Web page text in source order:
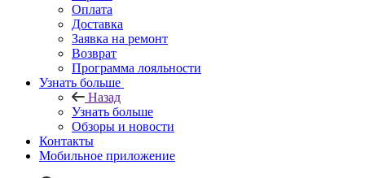
Оплата
Доставка
Заявка на ремонт
Возврат
Программа лояльности
Узнать больше
Назад
Узнать больше
Обзоры и новости
Контакты
Мобильное приложение